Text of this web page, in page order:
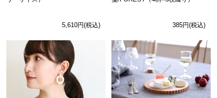
5,610円(税込) 385円(税込)